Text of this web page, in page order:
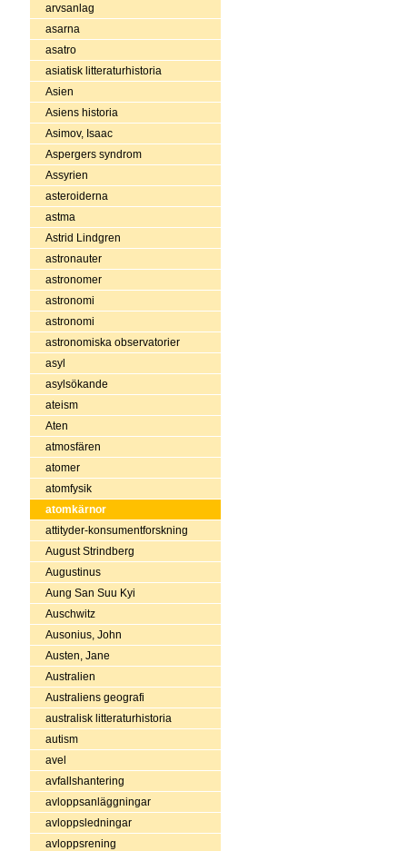
arvsanlag
asarna
asatro
asiatisk litteraturhistoria
Asien
Asiens historia
Asimov, Isaac
Aspergers syndrom
Assyrien
asteroiderna
astma
Astrid Lindgren
astronauter
astronomer
astronomi
astronomi
astronomiska observatorier
asyl
asylsökande
ateism
Aten
atmosfären
atomer
atomfysik
atomkärnor
attityder-konsumentforskning
August Strindberg
Augustinus
Aung San Suu Kyi
Auschwitz
Ausonius, John
Austen, Jane
Australien
Australiens geografi
australisk litteraturhistoria
autism
avel
avfallshantering
avloppsanläggningar
avloppsledningar
avloppsrening